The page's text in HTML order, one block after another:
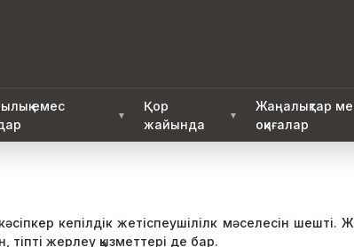
емес
▼
Қор
жайында
▼
Жаңалықтар
оқиғалар
кепілдік жетіспеушілілк мәселесін шешті.
тіпті жерлеу қызметтері де бар.